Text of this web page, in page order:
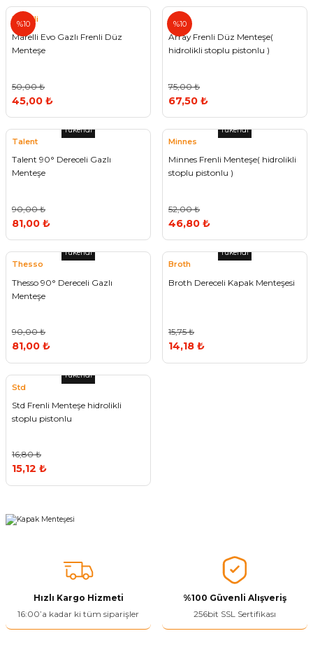
%10
Marelli
Marelli Evo Gazlı Frenli Düz
Menteşe
50,00 ₺
45,00 ₺
%10
Array
Array Frenli Düz Menteşe(
hidrolikli stoplu pistonlu )
75,00 ₺
67,50 ₺
Tükendi
Talent
Talent 90° Dereceli Gazlı
Menteşe
90,00 ₺
81,00 ₺
Tükendi
Minnes
Minnes Frenli Menteşe( hidrolikli
stoplu pistonlu )
52,00 ₺
46,80 ₺
Tükendi
Thesso
Thesso 90° Dereceli Gazlı
Menteşe
90,00 ₺
81,00 ₺
Tükendi
Broth
Broth Dereceli Kapak Menteşesi
15,75 ₺
14,18 ₺
Tükendi
Std
Std Frenli Menteşe hidrolikli
stoplu pistonlu
16,80 ₺
15,12 ₺
Hızlı Kargo Hizmeti
16:00’a kadar ki tüm siparişler
%100 Güvenli Alışveriş
256bit SSL Sertifikası